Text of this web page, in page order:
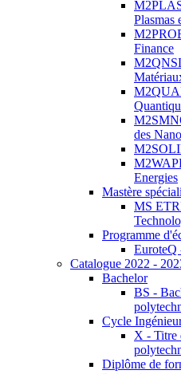
Plasmas
Finance
des
Energies
Mastère
MS
Programme
EuroteQ
Catalogue 2022 -
Bachelor
BS -
Cycle
X - Titre
Diplôme de